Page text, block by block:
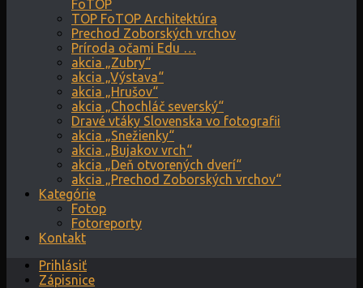
FoTOP
TOP FoTOP Architektúra
Prechod Zoborských vrchov
Príroda očami Edu …
akcia „Zubry“
akcia „Výstava“
akcia „Hrušov“
akcia „Chochláč severský“
Dravé vtáky Slovenska vo fotografii
akcia „Snežienky“
akcia „Bujakov vrch“
akcia „Deň otvorených dverí“
akcia „Prechod Zoborských vrchov“
Kategórie
Fotop
Fotoreporty
Kontakt
Prihlásiť
Zápisnice